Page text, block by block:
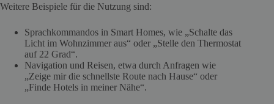
Weitere Beispiele für die Nutzung sind:
Sprachkommandos in Smart Homes, wie „Schalte das
Licht im Wohnzimmer aus“ oder „Stelle den Thermostat
auf 22 Grad“.
Navigation und Reisen, etwa durch Anfragen wie
„Zeige mir die schnellste Route nach Hause“ oder
„Finde Hotels in meiner Nähe“.